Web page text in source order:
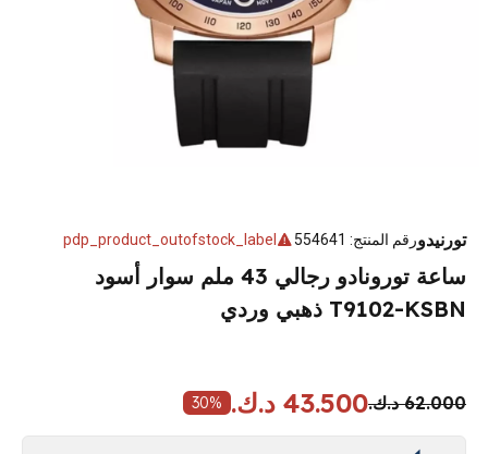
تورنيدورقم المنتج:
554641
pdp_product_outofstock_label
ساعة تورونادو رجالي 43 ملم سوار أسود
T9102-KSBN ذهبي وردي
62.000 د.ك. 43.500 د.ك. 30%